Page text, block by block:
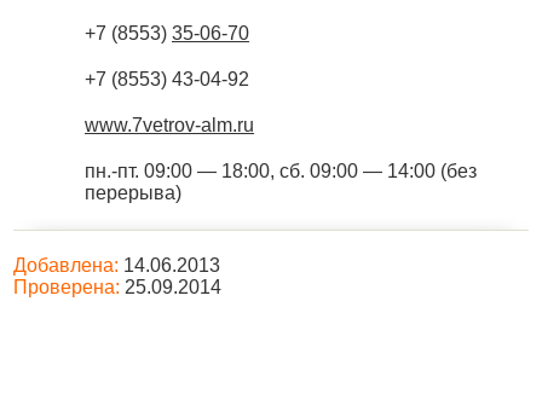
+7 (8553) 35-06-70
+7 (8553) 43-04-92
www.7vetrov-alm.ru
пн.-пт. 09:00 — 18:00, сб. 09:00 — 14:00 (без
перерыва)
Добавлена: 14.06.2013
Проверена: 25.09.2014